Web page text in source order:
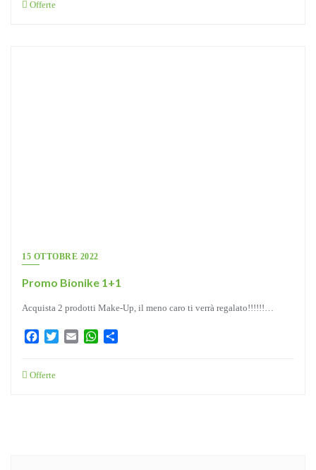
Offerte
15 OTTOBRE 2022
Promo Bionike 1+1
Acquista 2 prodotti Make-Up, il meno caro ti verrà regalato!!!!!!…
FacebookTwitterEmail WhatsApp
Offerte